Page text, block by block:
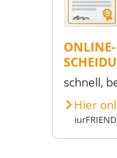
ONLINE-
schnell,
Hier